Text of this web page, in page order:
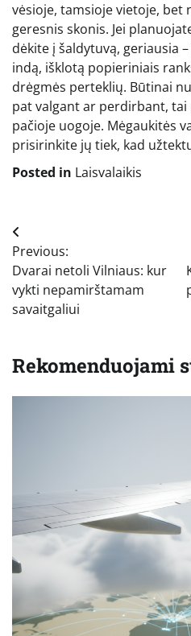
vėsioje, tamsioje vietoje, bet
geresnis skonis. Jei
dėkite į šaldytuvą, geriausia
indą, išklotą popieriniais
drėgmės perteklių. Būtinai
pat valgant ar perdirbant,
pačioje uogoje. Mėgaukitės
prisirinkite jų tiek, kad
Posted in Laisvalaikis
Navigacija
tarp
įrašų
Previous:
Dvarai netoli Vilniaus: kur
vykti nepamirštamam
savaitgaliui
Rekomenduojami